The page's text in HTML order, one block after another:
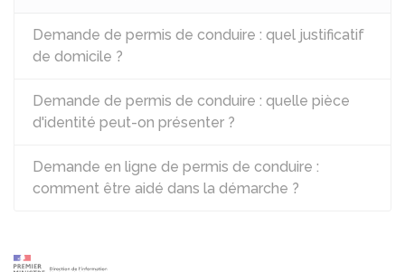
Demande de permis de conduire : quel justificatif
de domicile ?
Demande de permis de conduire : quelle pièce
d'identité peut-on présenter ?
Demande en ligne de permis de conduire :
comment être aidé dans la démarche ?